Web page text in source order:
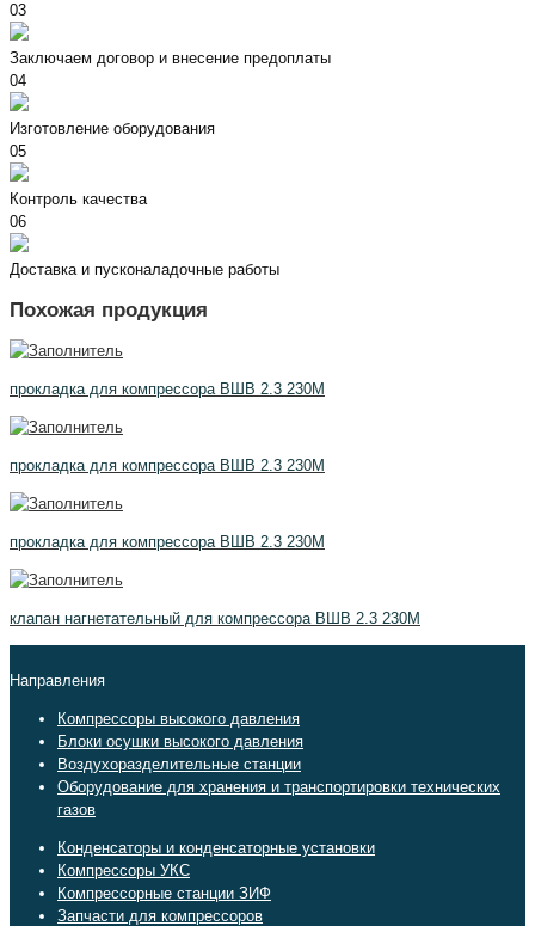
03
Заключаем договор и внесение предоплаты
04
Изготовление оборудования
05
Контроль качества
06
Доставка и пусконаладочные работы
Похожая продукция
прокладка для компрессора ВШВ 2.3 230М
прокладка для компрессора ВШВ 2.3 230М
прокладка для компрессора ВШВ 2.3 230М
клапан нагнетательный для компрессора ВШВ 2.3 230М
Направления
Компрессоры высокого давления
Блоки осушки высокого давления
Воздухоразделительные станции
Оборудование для хранения и транспортировки технических
газов
Конденсаторы и конденсаторные установки
Компрессоры УКС
Компрессорные станции ЗИФ
Запчасти для компрессоров